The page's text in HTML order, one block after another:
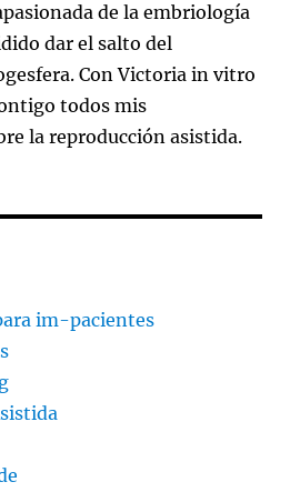
de la embriología
dar el salto del
Con Victoria in vitro
todos mis
la reproducción asistida.
im-pacientes